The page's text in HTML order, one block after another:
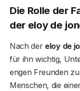
Die Rolle der
der eloy de
Nach der eloy de
für ihn wichtig,
engen Freunden
Menschen, die